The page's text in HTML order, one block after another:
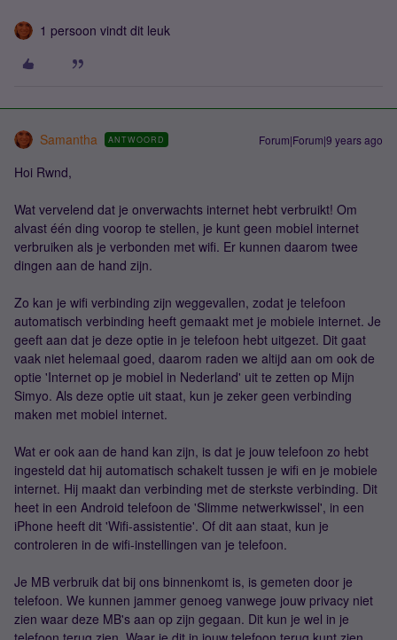
1 persoon vindt dit leuk
Samantha ANTWOORD Forum|Forum|9 years ago
Hoi Rwnd,
Wat vervelend dat je onverwachts internet hebt verbruikt! Om
alvast één ding voorop te stellen, je kunt geen mobiel internet
verbruiken als je verbonden met wifi. Er kunnen daarom twee
dingen aan de hand zijn.
Zo kan je wifi verbinding zijn weggevallen, zodat je telefoon
automatisch verbinding heeft gemaakt met je mobiele internet. Je
geeft aan dat je deze optie in je telefoon hebt uitgezet. Dit gaat
vaak niet helemaal goed, daarom raden we altijd aan om ook de
optie 'Internet op je mobiel in Nederland' uit te zetten op Mijn
Simyo. Als deze optie uit staat, kun je zeker geen verbinding
maken met mobiel internet.
Wat er ook aan de hand kan zijn, is dat je jouw telefoon zo hebt
ingesteld dat hij automatisch schakelt tussen je wifi en je mobiele
internet. Hij maakt dan verbinding met de sterkste verbinding. Dit
heet in een Android telefoon de 'Slimme netwerkwissel', in een
iPhone heeft dit 'Wifi-assistentie'. Of dit aan staat, kun je
controleren in de wifi-instellingen van je telefoon.
Je MB verbruik dat bij ons binnenkomt is, is gemeten door je
telefoon. We kunnen jammer genoeg vanwege jouw privacy niet
zien waar deze MB's aan op zijn gegaan. Dit kun je wel in je